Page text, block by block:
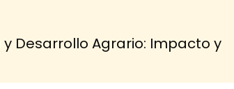
Desarrollo Agrario: Impacto y